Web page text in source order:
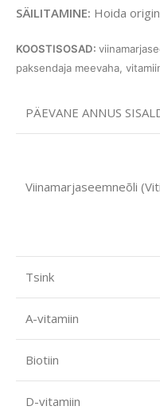
SÄILITAMINE: Hoida
KOOSTISOSAD:
paksendaja meevaha,
PÄEVANE ANNUS
Viinamarjaseemneõli
Tsink
A-vitamiin
Biotiin
D-vitamiin